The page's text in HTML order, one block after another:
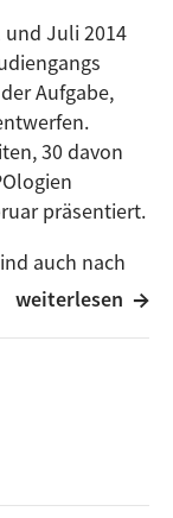
und Juli 2014
Aufgabe,
30 davon
präsentiert.
auch nach
groß. Vor
und der Erlös
über die
weiterlesen